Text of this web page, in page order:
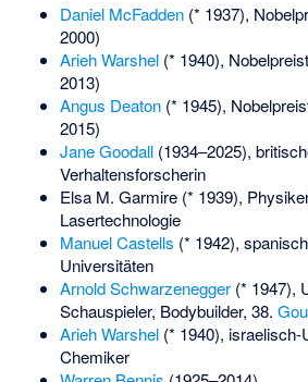
Daniel McFadden(* 1937),
2000)
Arieh Warshel(* 1940),
2013)
Angus Deaton(* 1945),
2015)
Jane Goodall(1934–2025),
Verhaltensforscherin
Elsa M. Garmire(* 1939),
Lasertechnologie
Manuel Castells (* 1942),
Universitäten
Arnold Schwarzenegger(* 1947),
Schauspieler, Bodybuilder, 38.
Arieh Warshel(* 1940), israelisch-
Chemiker